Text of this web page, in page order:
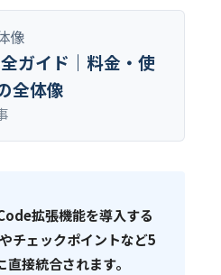
像
ガイド｜料金・使
全体像
拡張機能を導入する
チェックポイントなど5
接統合されます。